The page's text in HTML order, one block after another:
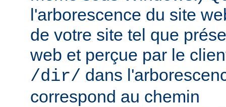
l'arborescence du site
de votre site tel que
web et perçue par le
/dir/ dans
correspond au chemin